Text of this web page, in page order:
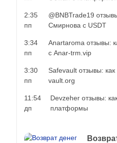
2:35
пп
@BNBTrade19
Смирнова с USDT
3:34
пп
Anartaroma отзывы:
с Anar-trm.vip
3:30
пп
Safevault отзывы: как
vault.org
11:54
дп
Devzeher отзывы:
платформы